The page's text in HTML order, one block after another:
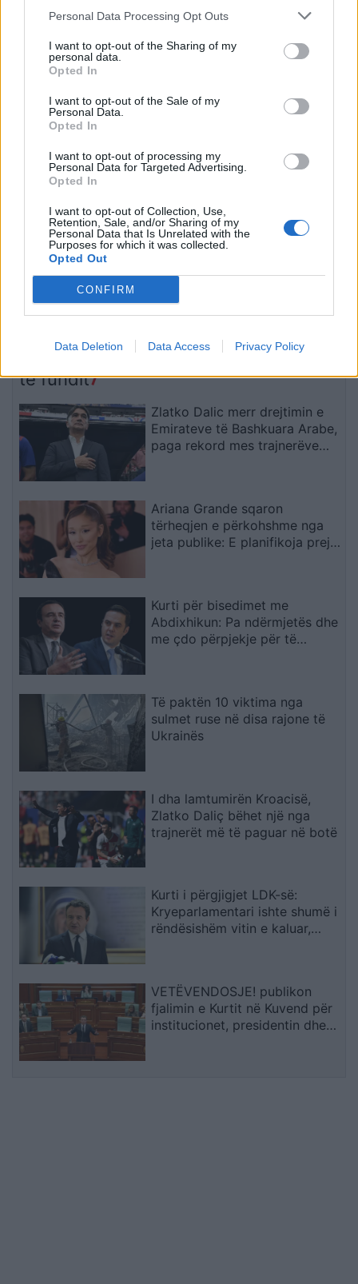
Personal Data Processing Opt Outs
I want to opt-out of the Sharing of my
personal data.
Opted In
I want to opt-out of the Sale of my
Personal Data.
Opted In
I want to opt-out of processing my
Personal Data for Targeted Advertising.
Opted In
I want to opt-out of Collection, Use,
Retention, Sale, and/or Sharing of my
Personal Data that Is Unrelated with the
Purposes for which it was collected.
Opted Out
CONFIRM
Data Deletion Data Access Privacy Policy
publik
Aksident në aksin Fier-
Lushnje/ Makina del nga
rruga dhe përfundon në
nënkalim, plagoset
drejtuesi
Këmbimi valutor/ Me sa
euro, çfarë ndodh me
monedhat e tjera
Parashikimi i yjeve, 6
Gusht 2026/ Zbuloni
shenjat më me fat për
nga Senati si ambasador i
SHBA-së në Shqipëri,
emërimi pret firmën e
Trump
të fundit
Zlatko Dalic merr drejtimin e
Emirateve të Bashkuara Arabe,
paga rekord mes trajnerëve
Ariana Grande sqaron
tërheqjen e përkohshme nga
jeta publike: E planifikoja prej
Kurti për bisedimet me
Abdixhikun: Pa ndërmjetës dhe
me çdo përpjekje për të
Të paktën 10 viktima nga
sulmet ruse në disa rajone të
Ukrainës
I dha lamtumirën Kroacisë,
Zlatko Daliç bëhet një nga
trajnerët më të paguar në botë
Kurti i përgjigjet LDK-së:
Kryeparlamentari ishte shumë i
rëndësishëm vitin e kaluar,
VETËVENDOSJE! publikon
fjalimin e Kurtit në Kuvend për
institucionet, presidentin dhe